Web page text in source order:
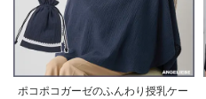
ポコポコガーゼのふんわり授乳ケー